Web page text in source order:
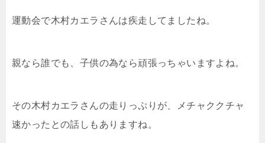
運動会で木村カエラさんは疾走してましたね。
親なら誰でも、子供の為なら頑張っちゃいますよね。
その木村カエラさんの走りっぷりが、メチャククチャ
速かったとの話しもありますね。